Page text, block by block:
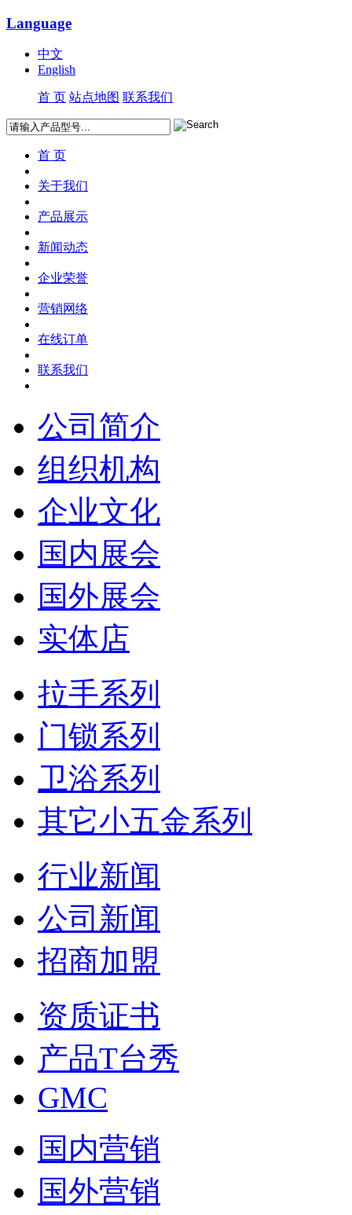
Language
中文
English
首 页 站点地图 联系我们
首 页
关于我们
产品展示
新闻动态
企业荣誉
营销网络
在线订单
联系我们
公司简介
组织机构
企业文化
国内展会
国外展会
实体店
拉手系列
门锁系列
卫浴系列
其它小五金系列
行业新闻
公司新闻
招商加盟
资质证书
产品T台秀
GMC
国内营销
国外营销